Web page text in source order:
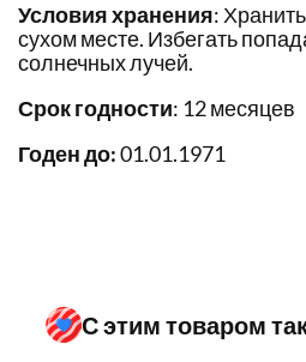
Условия хранения:
сухом месте. Избегать
солнечных лучей.
Срок годности: 12 месяцев
Годен до:01.01.1971
С этим товаром